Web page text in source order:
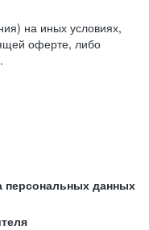
на иных условиях,
оферте, либо
персональных данных